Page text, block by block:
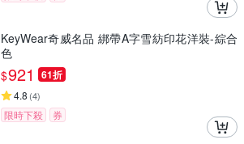
KeyWear奇威名品 綁帶A字雪紡印花洋裝-綜合
色
$921 61折
4.8 (4)
限時下殺 券